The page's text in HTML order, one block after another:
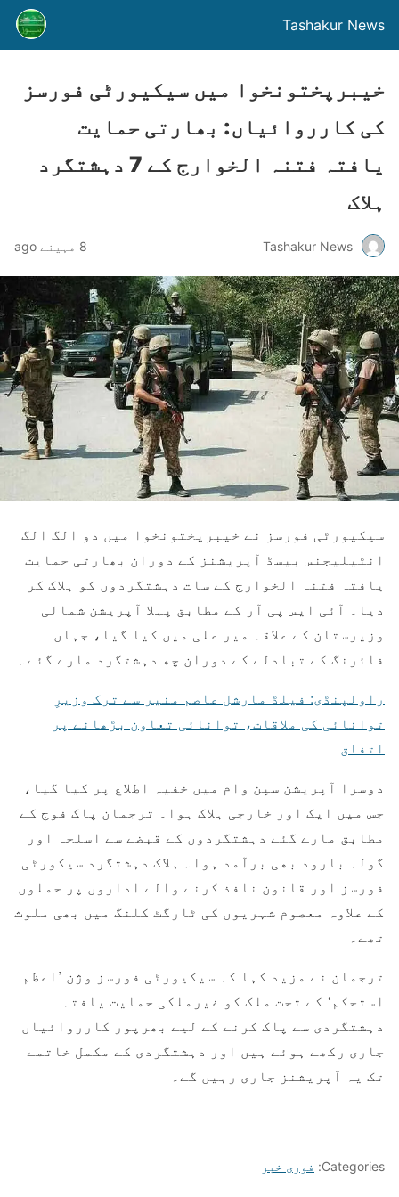
Tashakur News
خیبرپختونخوا میں سیکیورٹی فورسز
کی کارروائیاں: بھارتی حمایت
یافتہ فتنہ الخوارج کے 7 دہشتگرد
ہلاک
Tashakur News 8 مہینے ago
سیکیورٹی فورسز نے خیبرپختونخوا میں دو الگ الگ
انٹیلیجنس بیسڈ آپریشنز کے دوران بھارتی حمایت
یافتہ فتنہ الخوارج کے سات دہشتگردوں کو ہلاک کر
دیا۔ آئی ایس پی آر کے مطابق پہلا آپریشن شمالی
وزیرستان کے علاقہ میر علی میں کیا گیا، جہاں
فائرنگ کے تبادلے کے دوران چھ دہشتگرد مارے گئے۔
راولپنڈی: فیلڈ مارشل عاصم منیر سے ترک وزیرِ
توانائی کی ملاقات، توانائی تعاون بڑھانے پر
اتفاق
دوسرا آپریشن سپن وام میں خفیہ اطلاع پر کیا گیا،
جس میں ایک اور خارجی ہلاک ہوا۔ ترجمان پاک فوج کے
مطابق مارے گئے دہشتگردوں کے قبضے سے اسلحہ اور
گولہ بارود بھی برآمد ہوا۔ ہلاک دہشتگرد سیکورٹی
فورسز اور قانون نافذ کرنے والے اداروں پر حملوں
کے علاوہ معصوم شہریوں کی ٹارگٹ کلنگ میں بھی ملوث
تھے۔
ترجمان نے مزید کہا کہ سیکیورٹی فورسز وژن ’اعظم
استحکم‘ کے تحت ملک کو غیرملکی حمایت یافتہ
دہشتگردی سے پاک کرنے کے لیے بھرپور کارروائیاں
جاری رکھے ہوئے ہیں اور دہشتگردی کے مکمل خاتمے
تک یہ آپریشنز جاری رہیں گے۔
Categories: فوری خبر